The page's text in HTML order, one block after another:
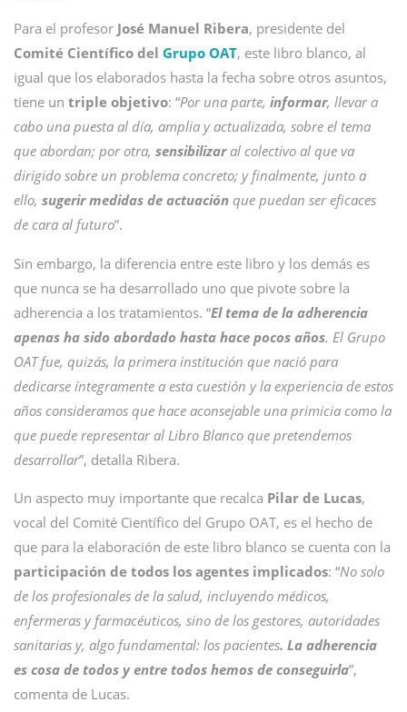
Para el profesor José Manuel Ribera, presidente del
Comité Científico del Grupo OAT, este libro blanco, al
igual que los elaborados hasta la fecha sobre otros asuntos,
tiene un triple objetivo: “Por una parte, informar, llevar a
cabo una puesta al día, amplia y actualizada, sobre el tema
que abordan; por otra, sensibilizaral colectivo al que va
dirigido sobre un problema concreto; y finalmente, junto a
ello, sugerir medidas de actuación que puedan ser eficaces
de cara al futuro”.
Sin embargo, la diferencia entre este libro y los demás es
que nunca se ha desarrollado uno que pivote sobre la
adherencia a los tratamientos. “El tema de la adherencia
apenas ha sido abordado hasta hace pocos años. El Grupo
OAT fue, quizás, la primera institución que nació para
dedicarse íntegramente a esta cuestión y la experiencia de estos
años consideramos que hace aconsejable una primicia como la
que puede representar al Libro Blanco que pretendemos
desarrollar”, detalla Ribera.
Un aspecto muy importante que recalca Pilar de Lucas,
vocal del Comité Científico del Grupo OAT, es el hecho de
que para la elaboración de este libro blanco se cuenta con la
participación de todos los agentes implicados: “No solo
de los profesionales de la salud, incluyendo médicos,
enfermeras y farmacéuticos, sino de los gestores, autoridades
sanitarias y, algo fundamental: los pacientes. La adherencia
es cosa de todos y entre todos hemos de conseguirla”,
comenta de Lucas.